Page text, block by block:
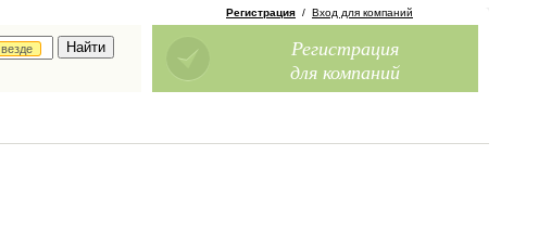
везде
Регистрация / Вход для компаний
Регистрация
для компаний